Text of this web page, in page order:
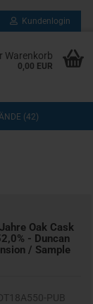
Kundenlogin
Warenkorb
0,00 EUR
(42)
Oak Cask
- Dun­can
/ Sam­ple
PUB